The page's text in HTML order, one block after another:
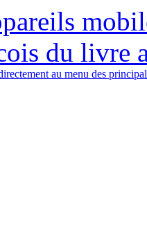
du livre
au menu des